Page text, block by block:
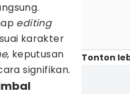
editing
karakter
, keputusan
signifikan.
Tonton